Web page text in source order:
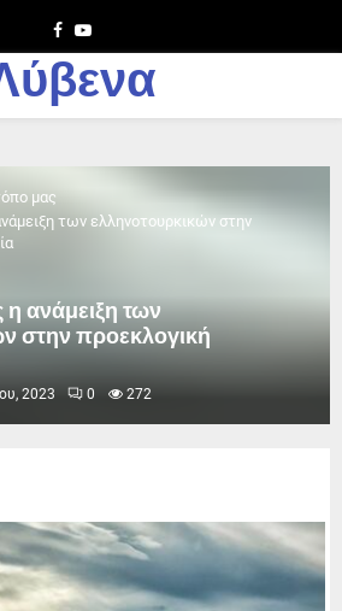
Facebook
Youtube
μας
των ελληνοτουρκικών στην
ανάμειξη των
στην προεκλογική
2023 0 272